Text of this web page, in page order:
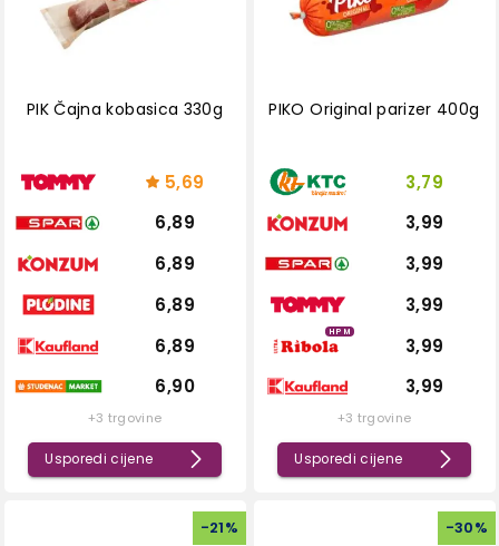
PIK Čajna kobasica 330g
5,69
6,89
6,89
6,89
6,89
6,90
+3 trgovine
Usporedi cijene
PIKO Original parizer 400g
3,79
3,99
3,99
3,99
HPM
3,99
3,99
+3 trgovine
Usporedi cijene
-21% -30%